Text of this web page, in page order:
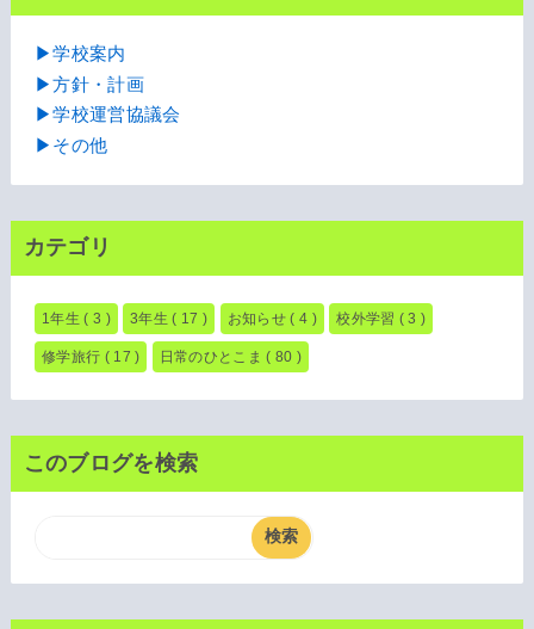
▶学校案内
▶方針・計画
▶学校運営協議会
▶その他
カテゴリ
1年生( 3 ) 3年生( 17 ) お知らせ( 4 ) 校外学習 ( 3 )
修学旅行 ( 17 ) 日常のひとこま( 80 )
このブログを検索